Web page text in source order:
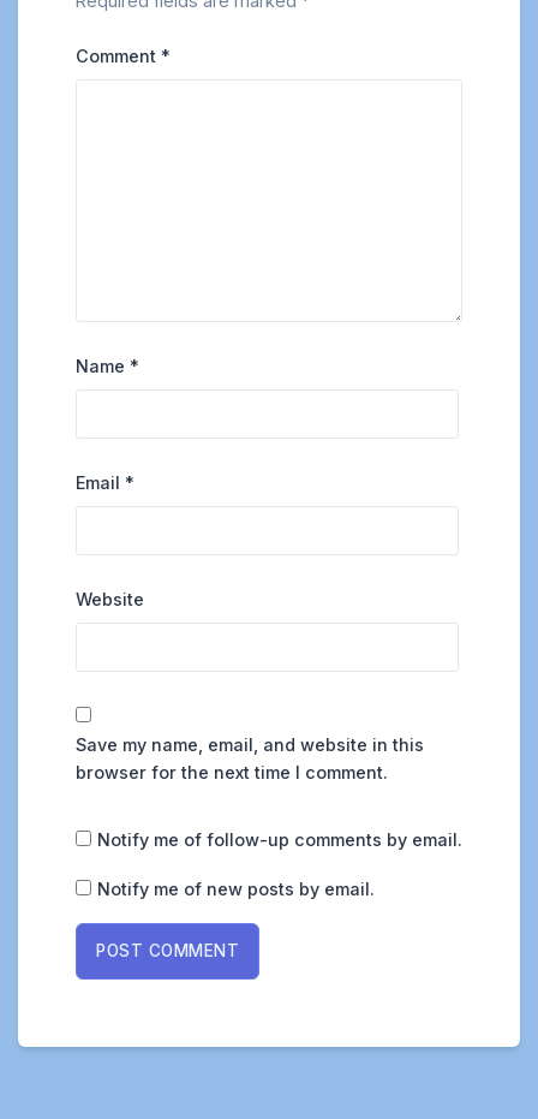
Comment *
Name *
Email *
Website
Save my name, email, and website in this
browser for the next time I comment.
Notify me of follow-up comments by email.
Notify me of new posts by email.